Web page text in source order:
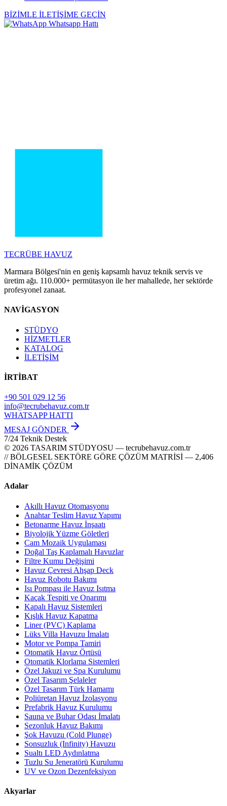
BİZİMLE İLETİŞİME GEÇİN
Whatsapp Hattı
TECRÜBE HAVUZ
Marmara Bölgesi'nin en geniş kapsamlı havuz teknik servis ve
üretim ağı. 110.000+ permütasyon ile her mahallede, her sektörde
profesyonel zanaat.
NAVİGASYON
STÜDYO
HİZMETLER
KATALOG
İLETİŞİM
İRTİBAT
+90 501 029 12 56
info@tecrubehavuz.com.tr
WHATSAPP HATTI
MESAJ GÖNDER
7/24 Teknik Destek
© 2026 TASARIM STÜDYOSU — tecrubehavuz.com.tr
// BÖLGESEL SEKTÖRE GÖRE ÇÖZÜM MATRİSİ — 2,406
DİNAMİK ÇÖZÜM
Adalar
Akıllı Havuz Otomasyonu
Anahtar Teslim Havuz Yapımı
Betonarme Havuz İnşaatı
Biyolojik Yüzme Göletleri
Cam Mozaik Uygulaması
Doğal Taş Kaplamalı Havuzlar
Filtre Kumu Değişimi
Havuz Çevresi Ahşap Deck
Havuz Robotu Bakımı
Isı Pompası ile Havuz Isıtma
Kaçak Tespiti ve Onarımı
Kapalı Havuz Sistemleri
Kışlık Havuz Kapatma
Liner (PVC) Kaplama
Lüks Villa Havuzu İmalatı
Motor ve Pompa Tamiri
Otomatik Havuz Örtüsü
Otomatik Klorlama Sistemleri
Özel Jakuzi ve Spa Kurulumu
Özel Tasarım Şelaleler
Özel Tasarım Türk Hamamı
Poliüretan Havuz İzolasyonu
Prefabrik Havuz Kurulumu
Sauna ve Buhar Odası İmalatı
Sezonluk Havuz Bakımı
Şok Havuzu (Cold Plunge)
Sonsuzluk (Infinity) Havuzu
Sualtı LED Aydınlatma
Tuzlu Su Jeneratörü Kurulumu
UV ve Ozon Dezenfeksiyon
Akyarlar